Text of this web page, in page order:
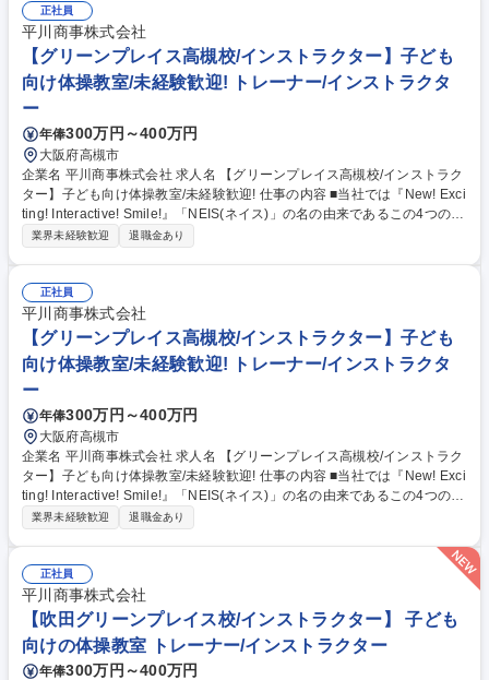
正社員
平川商事株式会社
【グリーンプレイス高槻校/インストラクター】子ども
向け体操教室/未経験歓迎! トレーナー/インストラクタ
ー
年俸300万円～400万円
大阪府高槻市
企業名 平川商事株式会社 求人名 【グリーンプレイス高槻校/インストラク
ター】子ども向け体操教室/未経験歓迎! 仕事の内容 ■当社では『New! Exci
ting! Interactive! Smile!』「NEIS(ネイス)」の名の由来であるこの4つのキ
ーワードを合言葉に、心と体の健康作りのお手伝いをしております！ 【具
メインとした体操教室で、指導から教室運営まで幅広く活躍することがで
きます。ネイス本部の研修プログラムがあるので、未経験の方でも無理な
く業務が覚えられる環境です。 募集職種 【グリーンプレイス高槻校/イン
ストラクター】子ども向け体操教室/未経験歓迎!
業界未経験歓迎 退職金あり
正社員
平川商事株式会社
【グリーンプレイス高槻校/インストラクター】子ども
向け体操教室/未経験歓迎! トレーナー/インストラクタ
ー
年俸300万円～400万円
大阪府高槻市
企業名 平川商事株式会社 求人名 【グリーンプレイス高槻校/インストラク
ター】子ども向け体操教室/未経験歓迎! 仕事の内容 ■当社では『New! Exci
ting! Interactive! Smile!』「NEIS(ネイス)」の名の由来であるこの4つのキ
ーワードを合言葉に、心と体の健康作りのお手伝いをしております！ 【具
の運営・管理 ■スタッフの管理や人材育成 ★幼児から小学生までの児童を
メインとした体操教室で、指導から教室運営まで幅広く活躍することがで
きます。ネイス本部の研修プログラムがあるので、未経験の方でも無理な
く業務が覚えられる環境です。 募集職種 【グリーンプレイス高槻校/イン
ストラクター】子ども向け体操教室/未経験歓迎!
業界未経験歓迎 退職金あり
正社員
平川商事株式会社
【吹田グリーンプレイス校/インストラクター】 子ども
向けの体操教室 トレーナー/インストラクター
年俸300万円～400万円